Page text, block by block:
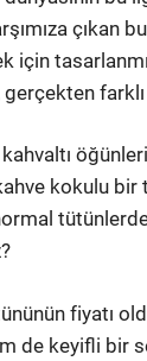
için
kokulu
fiyatı
de keyifli bir